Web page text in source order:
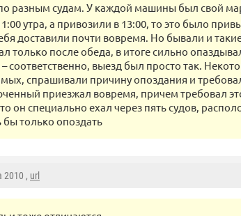
разным судам. У каждой машины был свой
утра, а привозили в 13:00, то это было
доставили почти вовремя. Но бывали и
только после обеда, в итоге сильно
соответственно, выезд был просто так.
спрашивали причину опоздания и
приезжал вовремя, причем требовал
он специально ехал через пять судов,
только опоздать
2010 , url